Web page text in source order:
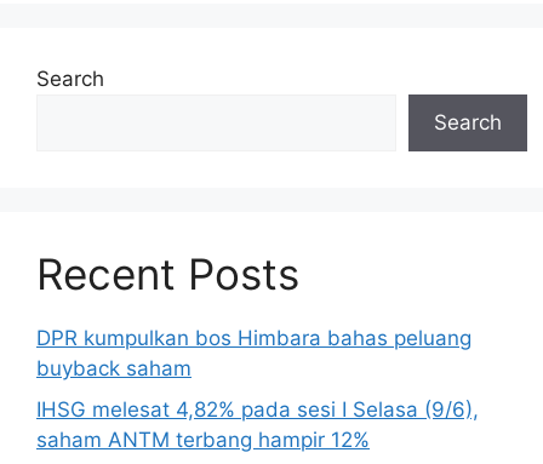
Search
Search
Recent Posts
DPR kumpulkan bos Himbara bahas peluang
buyback saham
IHSG melesat 4,82% pada sesi I Selasa (9/6),
saham ANTM terbang hampir 12%